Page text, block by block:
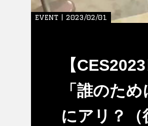
EVENT | 2023/02/01
【
「誰のた
にアリ？（